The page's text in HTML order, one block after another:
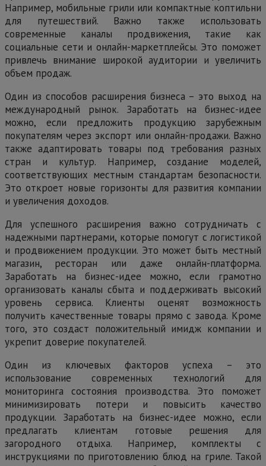
Например, мобильные грили или компактные коптильни
для путешествий. Важно также использовать
современные каналы продвижения, такие как
социальные сети и онлайн-маркетплейсы. Это поможет
привлечь внимание широкой аудитории и увеличить
объем продаж.
Один из способов расширения бизнеса – это выход на
международный рынок. Заработать на бизнес-идее
можно, если предложить продукцию зарубежным
покупателям через экспорт или онлайн-продажи. Важно
также адаптировать товары под требования разных
стран и культур. Например, создание моделей,
соответствующих местным стандартам безопасности.
Это откроет новые горизонты для развития компании
и увеличения доходов.
Для успешного расширения важно сотрудничать с
надежными партнерами, которые помогут с логистикой
и продвижением продукции. Это может быть местный
магазин, ресторан или даже онлайн-платформа.
Заработать на бизнес-идее можно, если грамотно
организовать каналы сбыта и поддерживать высокий
уровень сервиса. Клиенты оценят возможность
получить качественные товары прямо с завода. Кроме
того, это создаст положительный имидж компании и
укрепит доверие покупателей.
Один из ключевых факторов успеха – это
использование современных технологий для
мониторинга состояния производства. Это поможет
минимизировать потери и повысить качество
продукции. Заработать на бизнес-идее можно, если
предлагать клиентам готовые решения для
загородного отдыха. Например, комплекты с
инструкциями по приготовлению блюд на гриле. Такой